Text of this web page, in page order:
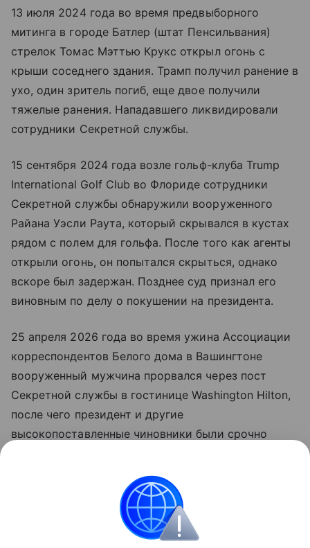
13 июля 2024 года во время предвыборного
митинга в городе Батлер (штат Пенсильвания)
стрелок Томас Мэттью Крукс открыл огонь с
крыши соседнего здания. Трамп получил ранение в
ухо, один зритель погиб, еще двое получили
тяжелые ранения. Нападавшего ликвидировали
сотрудники Секретной службы.
15 сентября 2024 года возле гольф-клуба Trump
International Golf Club во Флориде сотрудники
Секретной службы обнаружили вооруженного
Райана Уэсли Раута, который скрывался в кустах
рядом с полем для гольфа. После того как агенты
открыли огонь, он попытался скрыться, однако
вскоре был задержан. Позднее суд признал его
виновным по делу о покушении на президента.
25 апреля 2026 года во время ужина Ассоциации
корреспондентов Белого дома в Вашингтоне
вооруженный мужчина прорвался через пост
Секретной службы в гостинице Washington Hilton,
после чего президент и другие
высокопоставленные чиновники были срочно
Аллену предъявили федеральное обвинение в
попытке убийства президента США. В Белом доме
позже назвали этот случай третьим крупным
покушением на Дональда Трампа.